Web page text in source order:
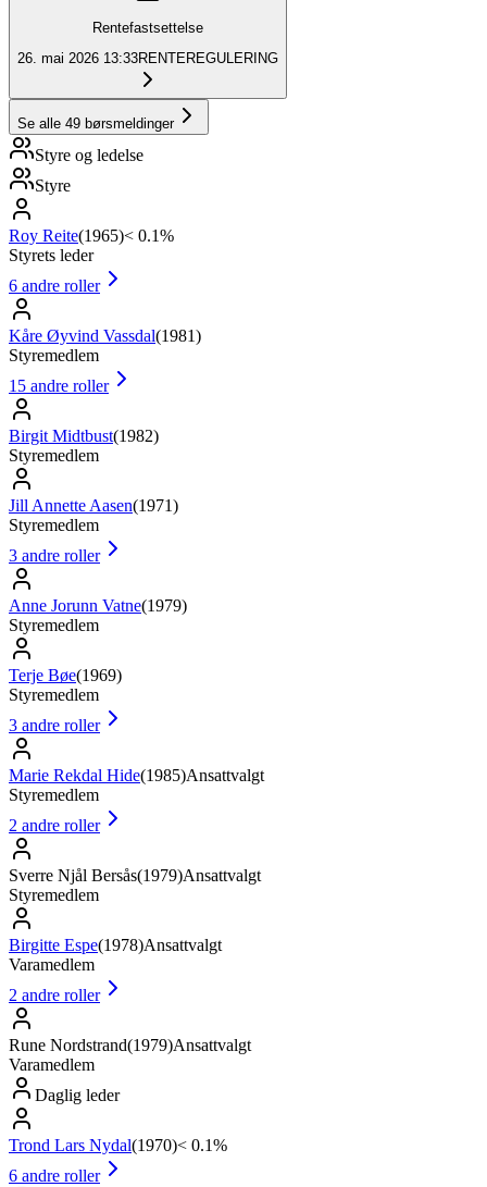
Rentefastsettelse
26. mai 2026 13:33RENTEREGULERING
Se alle 49 børsmeldinger
Styre og ledelse
Styre
Roy Reite(1965)< 0.1%
Styrets leder
6 andre roller
Kåre Øyvind Vassdal(1981)
Styremedlem
15 andre roller
Birgit Midtbust(1982)
Styremedlem
Jill Annette Aasen(1971)
Styremedlem
3 andre roller
Anne Jorunn Vatne(1979)
Styremedlem
Terje Bøe(1969)
Styremedlem
3 andre roller
Marie Rekdal Hide(1985)Ansattvalgt
Styremedlem
2 andre roller
Sverre Njål Bersås(1979)Ansattvalgt
Styremedlem
Birgitte Espe(1978)Ansattvalgt
Varamedlem
2 andre roller
Rune Nordstrand(1979)Ansattvalgt
Varamedlem
Daglig leder
Trond Lars Nydal(1970)< 0.1%
6 andre roller